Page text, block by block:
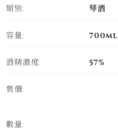
類別: 琴酒
容量: 700ml
酒精濃度: 57%
售價:
數量: